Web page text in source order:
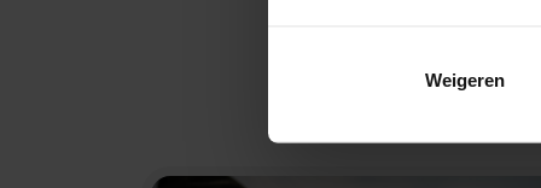
Weigeren